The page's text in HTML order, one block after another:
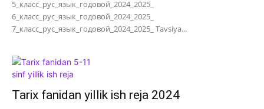
5_класс_рус_язык_годовой_2024_2025_
6_класс_рус_язык_годовой_2024_2025_
7_класс_рус_язык_годовой_2024_2025_ Tavsiya...
Tarix fanidan yillik ish reja 2024